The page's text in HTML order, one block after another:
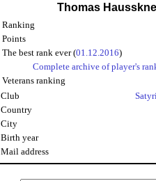
Thomas
Ranking
Points
The best rank ever (01.12.2016)
Complete archive of player's
Veterans ranking
Club
Country
City
Birth year
Mail address